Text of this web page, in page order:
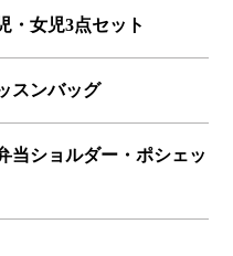
・女児3点セット
スンバッグ
当ショルダー・ポシェッ